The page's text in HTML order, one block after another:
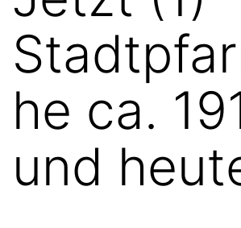
he ca.
und